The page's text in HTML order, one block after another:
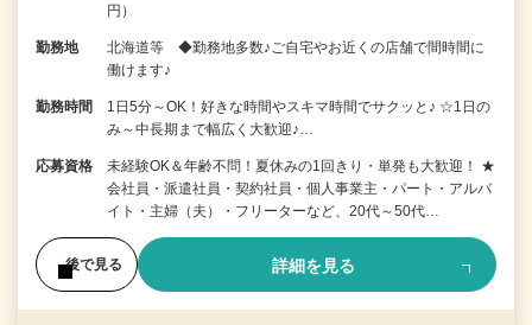
円）
勤務地
北海道等 ◆勤務地多数♪ご自宅やお近くの店舗で間時間に
働けます♪
勤務時間
1日5分～OK！好きな時間やスキマ時間でサクッと♪ ☆1日の
み～中長期まで幅広く大歓迎♪…
応募資格
未経験OK＆年齢不問！夏休みの1回きり・単発も大歓迎！ ★
会社員・派遣社員・契約社員・個人事業主・パート・アルバ
イト・主婦（夫）・フリーターなど、20代～50代…
後で見る 詳細を見る